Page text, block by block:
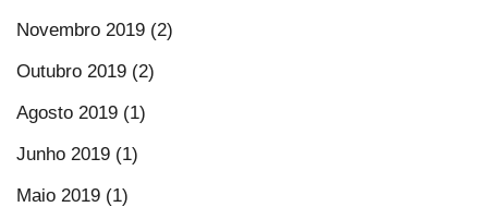
Novembro 2019 (2)
Outubro 2019 (2)
Agosto 2019 (1)
Junho 2019 (1)
Maio 2019 (1)